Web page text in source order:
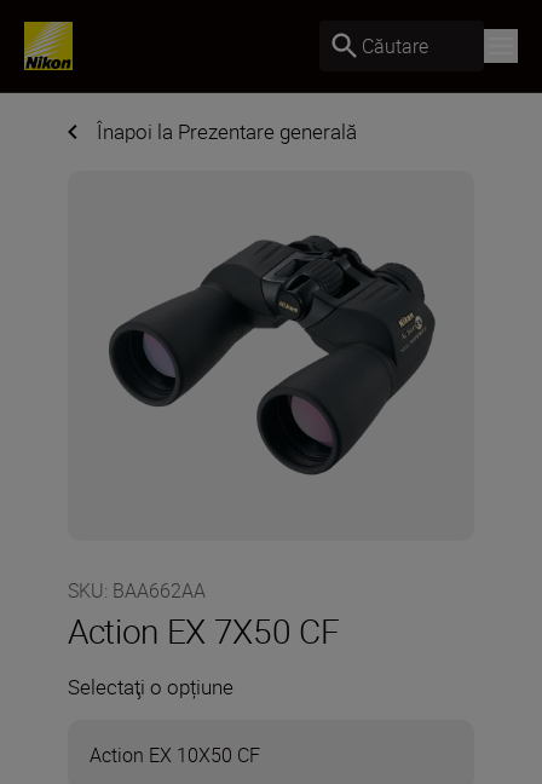
Căutare
Înapoi la Prezentare generală
SKU: BAA662AA
Action EX 7X50 CF
Selectaţi o opțiune
Action EX 10X50 CF